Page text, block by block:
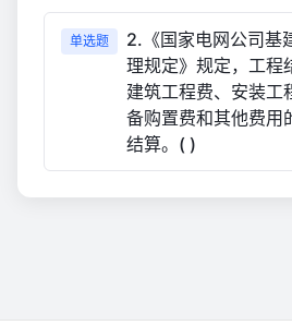
单选题
2.《国家电网公司基
理规定》规定，工程
建筑工程费、安装工
备购置费和其他费用
结算。( )